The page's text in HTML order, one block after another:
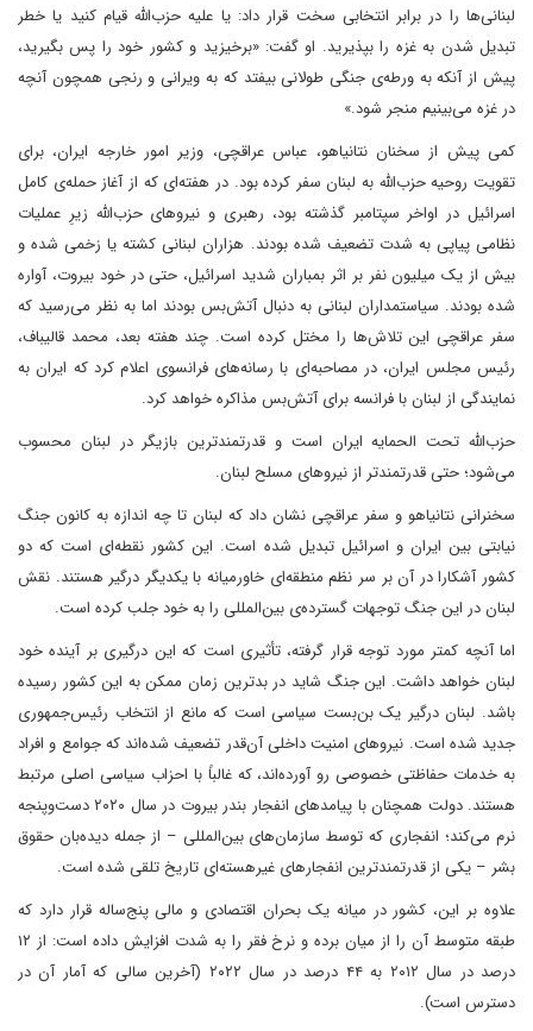
لبنانی‌ها را در برابر انتخابی سخت قرار داد: یا علیه حزب‌الله قیام کنید یا خطر
تبدیل شدن به غزه را بپذیرید. او گفت: «برخیزید و کشور خود را پس بگیرید،
پیش از آنکه به ورطه‌ی جنگی طولانی بیفتد که به ویرانی و رنجی همچون آنچه
در غزه می‌بینیم منجر شود.»
کمی پیش از سخنان نتانیاهو، عباس عراقچی، وزیر امور خارجه ایران، برای
تقویت روحیه حزب‌الله به لبنان سفر کرده بود. در هفته‌ای که از آغاز حمله‌ی کامل
اسرائیل در اواخر سپتامبر گذشته بود، رهبری و نیروهای حزب‌الله زیرِ عملیات
نظامی پیاپی به شدت تضعیف شده بودند. هزاران لبنانی کشته یا زخمی شده و
بیش از یک میلیون نفر بر اثر بمباران شدید اسرائیل، حتی در خود بیروت، آواره
شده بودند. سیاستمداران لبنانی به دنبال آتش‌بس بودند اما به نظر می‌رسید که
سفر عراقچی این تلاش‌ها را مختل کرده است. چند هفته بعد، محمد قالیباف،
رئیس مجلس ایران، در مصاحبه‌ای با رسانه‌های فرانسوی اعلام کرد که ایران به
نمایندگی از لبنان با فرانسه برای آتش‌بس مذاکره خواهد کرد.
حزب‌الله تحت الحمایه ایران است و قدرتمندترین بازیگر در لبنان محسوب
می‌شود؛ حتی قدرتمندتر از نیروهای مسلح لبنان.
سخنرانی نتانیاهو و سفر عراقچی نشان داد که لبنان تا چه اندازه به کانون جنگ
نیابتی بین ایران و اسرائیل تبدیل شده است. این کشور نقطه‌ای است که دو
کشور آشکارا در آن بر سر نظم منطقه‌ای خاورمیانه با یکدیگر درگیر هستند. نقش
لبنان در این جنگ توجهات گسترده‌ی بین‌المللی را به خود جلب کرده است.
اما آنچه کمتر مورد توجه قرار گرفته، تأثیری است که این درگیری بر آینده خود
لبنان خواهد داشت. این جنگ شاید در بدترین زمان ممکن به این کشور رسیده
باشد. لبنان درگیر یک بن‌بست سیاسی است که مانع از انتخاب رئیس‌جمهوری
جدید شده است. نیروهای امنیت داخلی آن‌قدر تضعیف شده‌اند که جوامع و افراد
به خدمات حفاظتی خصوصی رو آورده‌اند، که غالباً با احزاب سیاسی اصلی مرتبط
هستند. دولت همچنان با پیامدهای انفجار بندر بیروت در سال ۲۰۲۰ دست‌وپنجه
نرم می‌کند؛ انفجاری که توسط سازمان‌های بین‌المللی – از جمله دیده‌بان حقوق
بشر – یکی از قدرتمندترین انفجارهای غیرهسته‌ای تاریخ تلقی شده است.
علاوه بر این، کشور در میانه یک بحران اقتصادی و مالی پنج‌ساله قرار دارد که
طبقه متوسط آن را از میان برده و نرخ فقر را به شدت افزایش داده است: از ۱۲
درصد در سال ۲۰۱۲ به ۴۴ درصد در سال ۲۰۲۲ (آخرین سالی که آمار آن در
دسترس است).